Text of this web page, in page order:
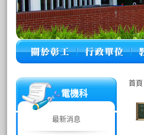
電機科
最新消息
首頁